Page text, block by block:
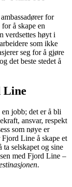
for
å skape en
verdsettes høyt i
som ikke
seg for å gjøre
det beste stedet å
Line
jobb; det er å bli
ansvar, respekt
som nøye er
Line å skape et
ta selskapet og sine
med Fjord Line –
.